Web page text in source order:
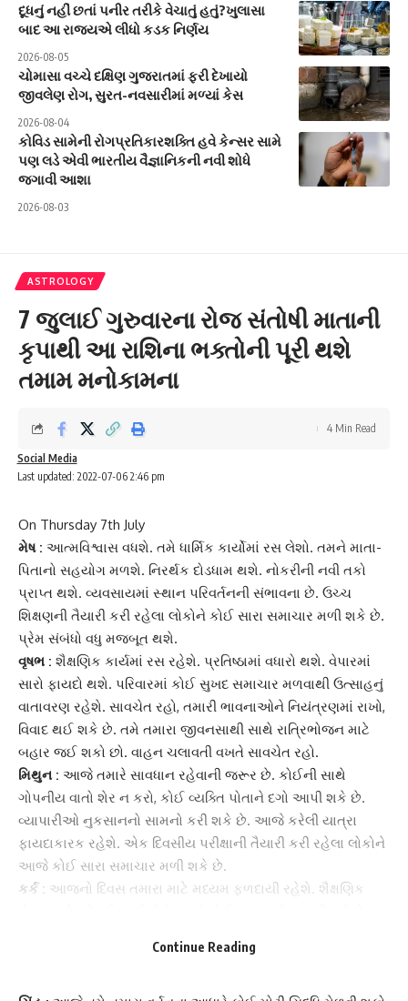
દૂધનું નહીં છતાં પનીર તરીકે વેચાતું હતું?ખુલાસા
બાદ આ રાજ્યએ લીધો કડક નિર્ણય
2026-08-05
ચોમાસા વચ્ચે દક્ષિણ ગુજરાતમાં ફરી દેખાયો
જીવલેણ રોગ, સુરત-નવસારીમાં મળ્યાં કેસ
2026-08-04
કોવિડ સામેની રોગપ્રતિકારશક્તિ હવે કેન્સર સામે
પણ લડે એવી ભારતીય વૈજ્ઞાનિકની નવી શોધે
જગાવી આશા
2026-08-03
ASTROLOGY
7 જુલાઈ ગુરુવારના રોજ સંતોષી માતાની
કૃપાથી આ રાશિના ભક્તોની પૂરી થશે
તમામ મનોકામના
Last updated: 2022-07-06 2:46 pm
Social Media
4 Min Read
On Thursday 7th July
મેષ : આત્મવિશ્વાસ વધશે. તમે ધાર્મિક કાર્યોમાં રસ લેશો. તમને માતા-
પિતાનો સહયોગ મળશે. નિરર્થક દોડધામ થશે. નોકરીની નવી તકો
પ્રાપ્ત થશે. વ્યવસાયમાં સ્થાન પરિવર્તનની સંભાવના છે. ઉચ્ચ
શિક્ષણની તૈયારી કરી રહેલા લોકોને કોઈ સારા સમાચાર મળી શકે છે.
પ્રેમ સંબંધો વધુ મજબૂત થશે.
વૃષભ : શૈક્ષણિક કાર્યમાં રસ રહેશે. પ્રતિષ્ઠામાં વધારો થશે. વેપારમાં
સારો ફાયદો થશે. પરિવારમાં કોઈ સુખદ સમાચાર મળવાથી ઉત્સાહનું
વાતાવરણ રહેશે. સાવચેત રહો, તમારી ભાવનાઓને નિયંત્રણમાં રાખો,
વિવાદ થઈ શકે છે. તમે તમારા જીવનસાથી સાથે રાત્રિભોજન માટે
બહાર જઈ શકો છો. વાહન ચલાવતી વખતે સાવચેત રહો.
મિથુન : આજે તમારે સાવધાન રહેવાની જરૂર છે. કોઈની સાથે
ગોપનીય વાતો શેર ન કરો, કોઈ વ્યક્તિ પોતાને દગો આપી શકે છે.
વ્યાપારીઓ નુકસાનનો સામનો કરી શકે છે. આજે કરેલી યાત્રા
ફાયદાકારક રહેશે. એક દિવસીય પરીક્ષાની તૈયારી કરી રહેલા લોકોને
આજે કોઈ સારા સમાચાર મળી શકે છે.
કર્ક : આજનો દિવસ તમારા માટે મધ્યમ ફળદાયી રહેશે. શૈક્ષણિક
પરિણીત લોકોને સાસરી પક્ષ તરફથી કોઈ સુખદ સમાચાર મળી શકે
Continue Reading